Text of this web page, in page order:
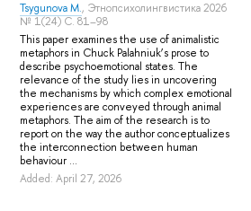
Tsygunova M., Этнопсихолингвистика 2026
№ 1(24) С. 81–98
This paper examines the use of animalistic
metaphors in Chuck Palahniuk’s prose to
describe psychoemotional states. The
relevance of the study lies in uncovering
the mechanisms by which complex emotional
experiences are conveyed through animal
metaphors. The aim of the research is to
report on the way the author conceptualizes
the interconnection between human
behaviour ...
Added: April 27, 2026